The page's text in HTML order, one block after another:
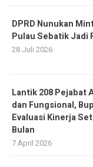
DPRD Nunukan
Pulau Sebatik Jadi
28 Juli 2026
Lantik 208 Pejabat
dan Fungsional,
Evaluasi Kinerja
Bulan
7 April 2026